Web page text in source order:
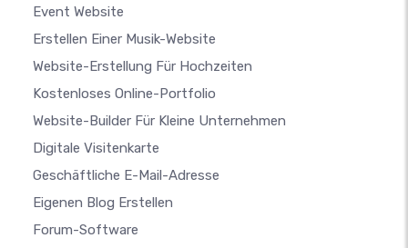
Event Website
Erstellen Einer Musik-Website
Website-Erstellung Für Hochzeiten
Kostenloses Online-Portfolio
Website-Builder Für Kleine Unternehmen
Digitale Visitenkarte
Geschäftliche E-Mail-Adresse
Eigenen Blog Erstellen
Forum-Software